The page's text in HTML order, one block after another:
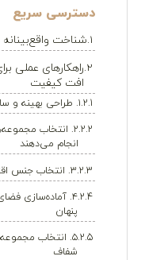
شناخت
راهکارهای عملی
افت کیفیت
۱. طراحی بهینه و ساده؛ زیبایی در عین سادگی
۲. انتخاب
انجام می‌دهند
۳. انتخاب جنس اقتصادی اما استاندارد
۴. آماده‌سازی
پنهان
۵. انتخاب
شفاف